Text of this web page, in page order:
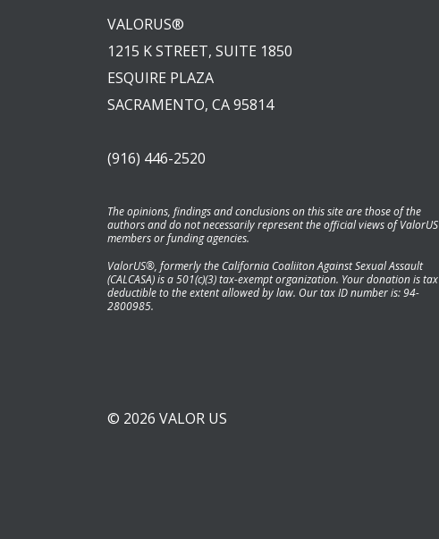
VALORUS®
1215 K STREET, SUITE 1850
ESQUIRE PLAZA
SACRAMENTO, CA 95814
(916) 446-2520
The opinions, findings and conclusions on this site are those of the
authors and do not necessarily represent the official views of ValorUS
members or funding agencies.
ValorUS®, formerly the California Coaliiton Against Sexual Assault
(CALCASA) is a 501(c)(3) tax-exempt organization. Your donation is tax
deductible to the extent allowed by law. Our tax ID number is: 94-
2800985.
© 2026 VALOR US